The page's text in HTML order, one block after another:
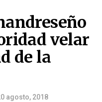
velar
de la
agosto, 2018